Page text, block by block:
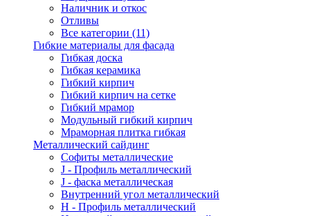
Наличник и откос
Отливы
Все категории (11)
Гибкие материалы для фасада
Гибкая доска
Гибкая керамика
Гибкий кирпич
Гибкий кирпич на сетке
Гибкий мрамор
Модульный гибкий кирпич
Мраморная плитка гибкая
Металлический сайдинг
Cофиты металлические
J - Профиль металлический
J - фаска металлическая
Внутренний угол металлический
Н - Профиль металлический